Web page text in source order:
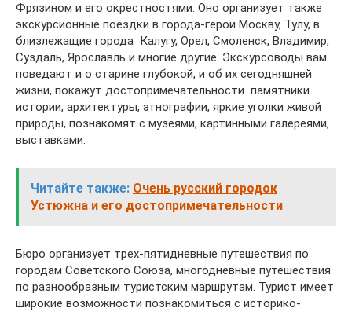
Фрязином и его окрестностями. Оно организует также
экскурсионные поездки в города-герои Москву, Тулу, в
близлежащие города  Калугу, Орел, Смоленск, Владимир,
Суздаль, Ярославль и многие другие. Экскурсоводы вам
поведают и о старине глубокой, и об их сегодняшней
жизни, покажут достопримечательности  памятники
истории, архитектуры, этнографии, яркие уголки живой
природы, познакомят с музеями, картинными галереями,
выставками.
Читайте также: Очень русский городок
Устюжна и его достопримечательности
Бюро организует трех-пятидневные путешествия по
городам Советского Союза, многодневные путешествия
по разнообразным туристским маршрутам. Турист имеет
широкие возможности познакомиться с историко-